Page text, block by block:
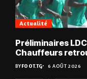
Actualité
Préliminaires
Chauffeurs
les Mimos
BYFOOT.TG 6 AOÛT 2026